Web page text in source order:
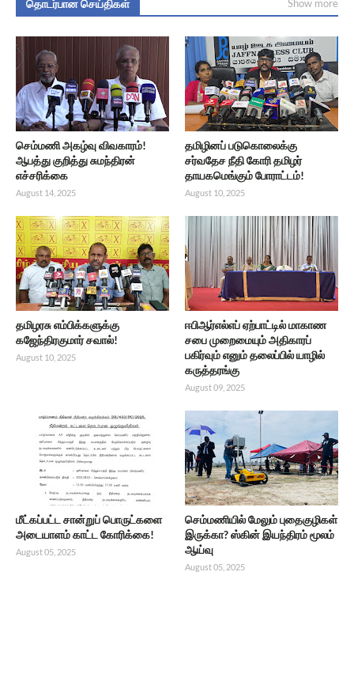
தொடர்பான செய்திகள் Show more
செம்மணி அகழ்வு விவகாரம்!
ஆபத்து குறித்து சுமந்திரன்
எச்சரிக்கை
August 14, 2025
தமிழினப் படுகொலைக்கு
சர்வதேச நீதி கோரி தமிழர்
தாயகமெங்கும் போராட்டம்!
August 10, 2025
தமிழரசு எம்பிக்களுக்கு
கஜேந்திரகுமார் சவால்!
August 10, 2025
ஈபிஆர்எல்எப் ஏற்பாட்டில் மாகாண
சபை முறைமையும் அதிகாரப்
பகிர்வும் எனும் தலைப்பில் யாழில்
கருத்தரங்கு
August 09, 2025
மீட்கப்பட்ட சான்றுப் பொருட்களை
அடையாளம் காட்ட கோரிக்கை!
August 05, 2025
செம்மணியில் மேலும் புதைகுழிகள்
இருக்கா? ஸ்கின் இயந்திரம் மூலம்
ஆய்வு
August 05, 2025